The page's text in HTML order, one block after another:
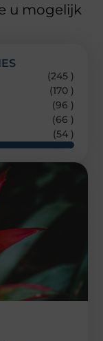
u mogelijk
(245 )
(170 )
(96 )
(66 )
(54 )